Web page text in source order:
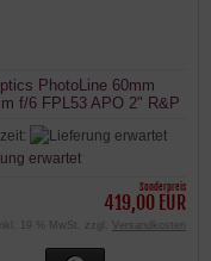
PhotoLine 60mm
f/6 FPL53 APO 2" R&P
RED Line
erwartet
Sonderpreis
419,00 EUR
inkl. 19 % MwSt. zzgl. Versandkosten